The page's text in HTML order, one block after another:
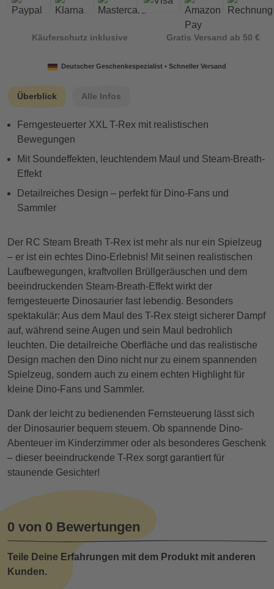
Käuferschutz inklusive Gratis Versand ab 50 €
Deutscher Geschenkespezialist • Schneller Versand
Überblick Alle Infos
Ferngesteuerter XXL T-Rex mit realistischen
Bewegungen
Mit Soundeffekten, leuchtendem Maul und Steam-Breath-
Effekt
Detailreiches Design – perfekt für Dino-Fans und
Sammler
Der RC Steam Breath T-Rex ist mehr als nur ein Spielzeug
– er ist ein echtes Dino-Erlebnis! Mit seinen realistischen
Laufbewegungen, kraftvollen Brüllgeräuschen und dem
beeindruckenden Steam-Breath-Effekt wirkt der
ferngesteuerte Dinosaurier fast lebendig. Besonders
spektakulär: Aus dem Maul des T-Rex steigt sicherer Dampf
auf, während seine Augen und sein Maul bedrohlich
leuchten. Die detailreiche Oberfläche und das realistische
Design machen den Dino nicht nur zu einem spannenden
Spielzeug, sondern auch zu einem echten Highlight für
kleine Dino-Fans und Sammler.
Dank der leicht zu bedienenden Fernsteuerung lässt sich
der Dinosaurier bequem steuern. Ob spannende Dino-
Abenteuer im Kinderzimmer oder als besonderes Geschenk
– dieser beeindruckende T-Rex sorgt garantiert für
staunende Gesichter!
0 von 0 Bewertungen
Teile Deine Erfahrungen mit dem Produkt mit anderen
Kunden.